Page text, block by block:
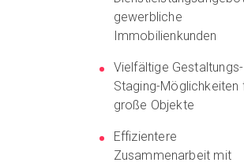
gewerbliche
Immobilienkunden
Vielfältige
Staging-Möglichkeiten
große Objekte
Effizientere
Zusammenarbeit mit